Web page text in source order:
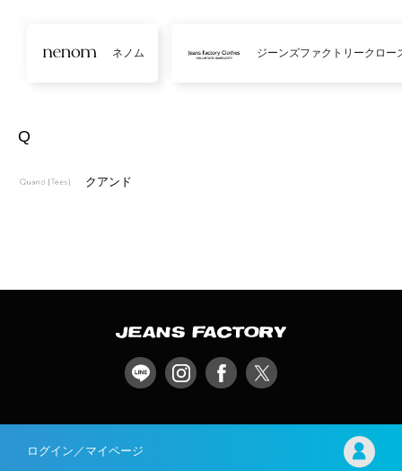
ネノム ジーンズファクトリークロー
Q
クアンド
ログイン／マイページ